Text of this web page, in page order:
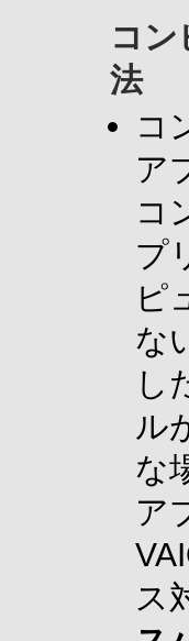
コン
法
コ
ア
コ
プ
ピ
な
し
ル
な
ア
ス